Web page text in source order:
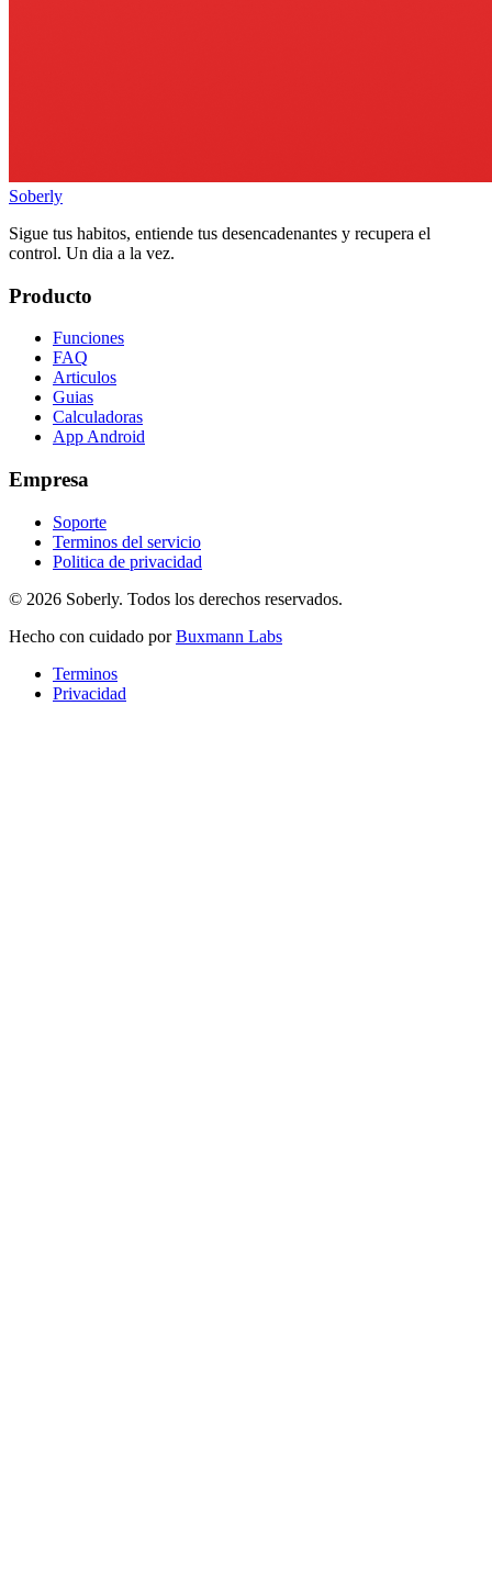
Soberly
Sigue tus habitos, entiende tus desencadenantes y recupera el
control. Un dia a la vez.
Producto
Funciones
FAQ
Articulos
Guias
Calculadoras
App Android
Empresa
Soporte
Terminos del servicio
Politica de privacidad
© 2026 Soberly. Todos los derechos reservados.
Hecho con cuidado porBuxmann Labs
Terminos
Privacidad